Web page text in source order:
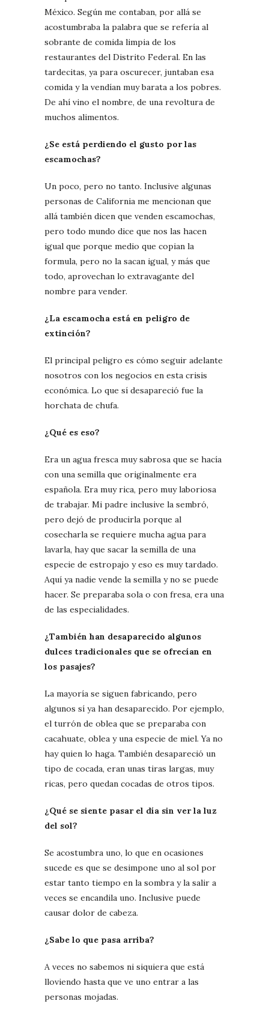
México. Según me contaban, por allá se
acostumbraba la palabra que se refería al
sobrante de comida limpia de los
restaurantes del Distrito Federal. En las
tardecitas, ya para oscurecer, juntaban esa
comida y la vendían muy barata a los pobres.
De ahí vino el nombre, de una revoltura de
muchos alimentos.
¿Se está perdiendo el gusto por las
escamochas?
Un poco, pero no tanto. Inclusive algunas
personas de California me mencionan que
allá también dicen que venden escamochas,
pero todo mundo dice que nos las hacen
igual que porque medio que copian la
formula, pero no la sacan igual, y más que
todo, aprovechan lo extravagante del
nombre para vender.
¿La escamocha está en peligro de
extinción?
El principal peligro es cómo seguir adelante
nosotros con los negocios en esta crisis
económica. Lo que sí desapareció fue la
horchata de chufa.
¿Qué es eso?
Era un agua fresca muy sabrosa que se hacía
con una semilla que originalmente era
española. Era muy rica, pero muy laboriosa
de trabajar. Mi padre inclusive la sembró,
pero dejó de producirla porque al
cosecharla se requiere mucha agua para
lavarla, hay que sacar la semilla de una
especie de estropajo y eso es muy tardado.
Aquí ya nadie vende la semilla y no se puede
hacer. Se preparaba sola o con fresa, era una
de las especialidades.
¿También han desaparecido algunos
dulces tradicionales que se ofrecían en
los pasajes?
La mayoría se siguen fabricando, pero
algunos sí ya han desaparecido. Por ejemplo,
el turrón de oblea que se preparaba con
cacahuate, oblea y una especie de miel. Ya no
hay quien lo haga. También desapareció un
tipo de cocada, eran unas tiras largas, muy
ricas, pero quedan cocadas de otros tipos.
¿Qué se siente pasar el día sin ver la luz
del sol?
Se acostumbra uno, lo que en ocasiones
sucede es que se desimpone uno al sol por
estar tanto tiempo en la sombra y la salir a
veces se encandila uno. Inclusive puede
causar dolor de cabeza.
¿Sabe lo que pasa arriba?
A veces no sabemos ni siquiera que está
lloviendo hasta que ve uno entrar a las
personas mojadas.